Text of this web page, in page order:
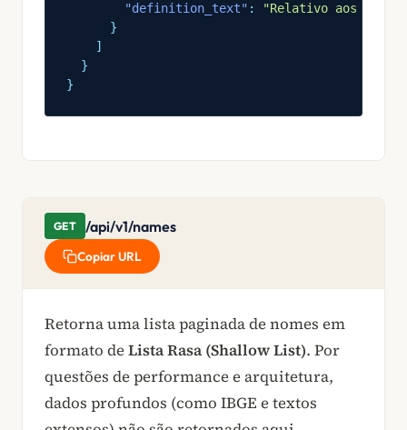
"definition_text" :
"Relativo aos
}
]
}
}
GET /api/v1/names
Copiar URL
Retorna uma lista paginada de nomes em
formato de Lista Rasa (Shallow List). Por
questões de performance e arquitetura,
dados profundos (como IBGE e textos